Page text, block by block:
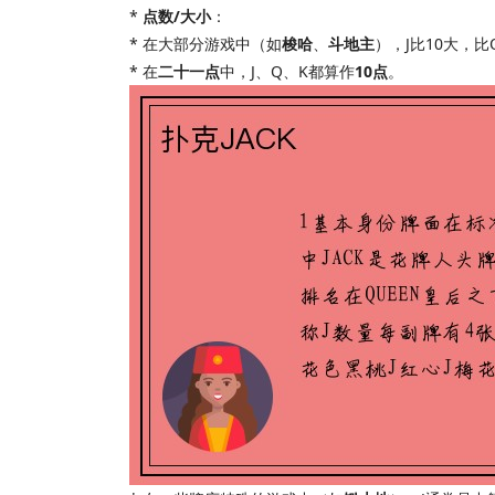
* 点数/大小：
* 在大部分游戏中（如梭哈、 斗地主），J比10大，
* 在二十一点中，J、Q、K都算作10点。